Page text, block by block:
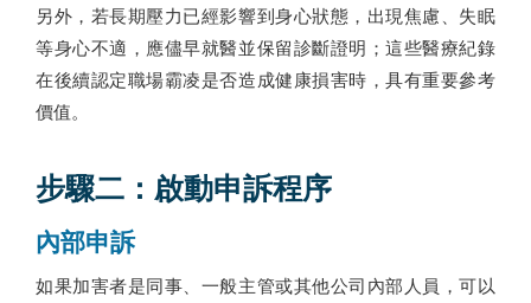
另外，若長期壓力已經影響到身心狀態，出現焦慮、失眠
等身心不適，應儘早就醫並保留診斷證明；這些醫療紀錄
在後續認定職場霸凌是否造成健康損害時，具有重要參考
價值。
步驟二：啟動申訴程序
內部申訴
如果加害者是同事、一般主管或其他公司內部人員，可以